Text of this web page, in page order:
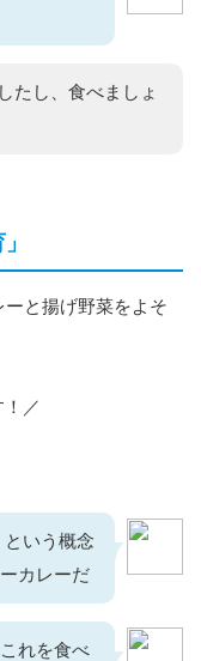
たし、食べましょ
と揚げ野菜をよそ
／
いう概念
カレーだ
れを食べ